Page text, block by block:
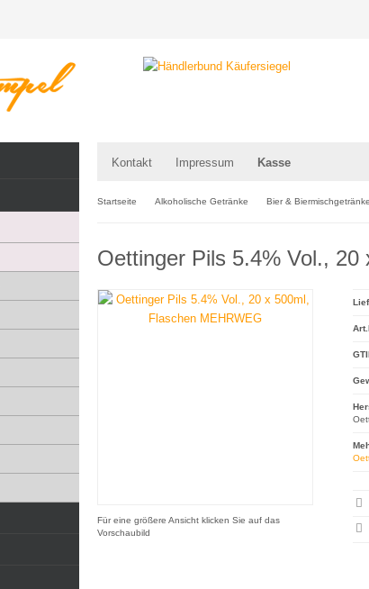
Kontakt Impressum Kasse
Startseite Alkoholische Getränke Bier & Biermischgetränke
Oettinger Pils 5.4% Vol.,
Für eine größere Ansicht klicken Sie auf das
Vorschaubild